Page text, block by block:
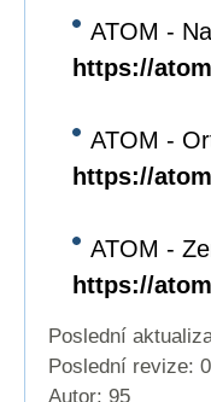
ATOM -
https://
ATOM -
https://
ATOM -
https://
Poslední
Poslední revize:
Autor: 95